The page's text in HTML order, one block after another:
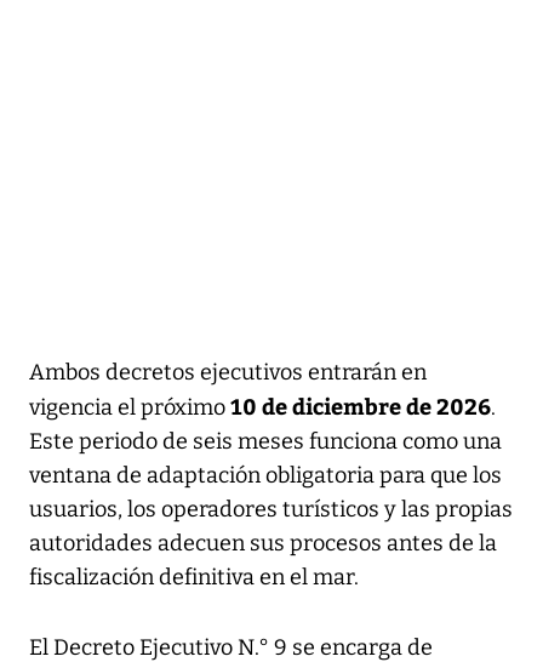
Ambos decretos ejecutivos entrarán en
vigencia el próximo10 de diciembre de 2026.
Este periodo de seis meses funciona como una
ventana de adaptación obligatoria para que los
usuarios, los operadores turísticos y las propias
autoridades adecuen sus procesos antes de la
fiscalización definitiva en el mar.
El Decreto Ejecutivo N.° 9 se encarga de